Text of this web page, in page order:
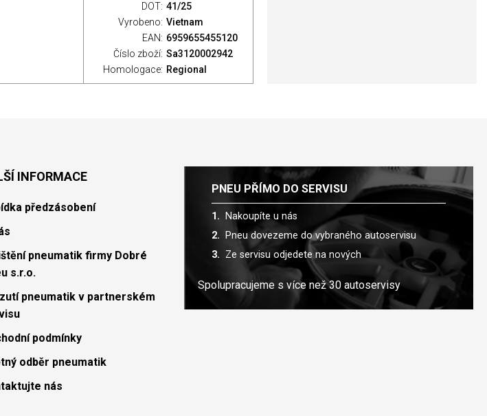
DOT: 41/25
Vyrobeno: Vietnam
EAN: 6959655455120
Číslo zboží: Sa3120002942
Homologace: Regional
INFORMACE
předzásobení
pneumatik firmy Dobré
s.r.o.
pneumatik v partnerském
podmínky
odběr pneumatik
nás
PNEU PŘÍMO DO SERVISU
Nakoupíte u nás
Pneu dovezeme do vybraného autoservisu
Ze servisu odjedete na nových
Spolupracujeme s více než 30 autoservisy